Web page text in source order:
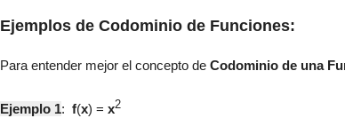
Ejemplos de Codominio de Funciones:
Para entender mejor el concepto de Codominio de una
Ejemplo 1: f(x) = x2